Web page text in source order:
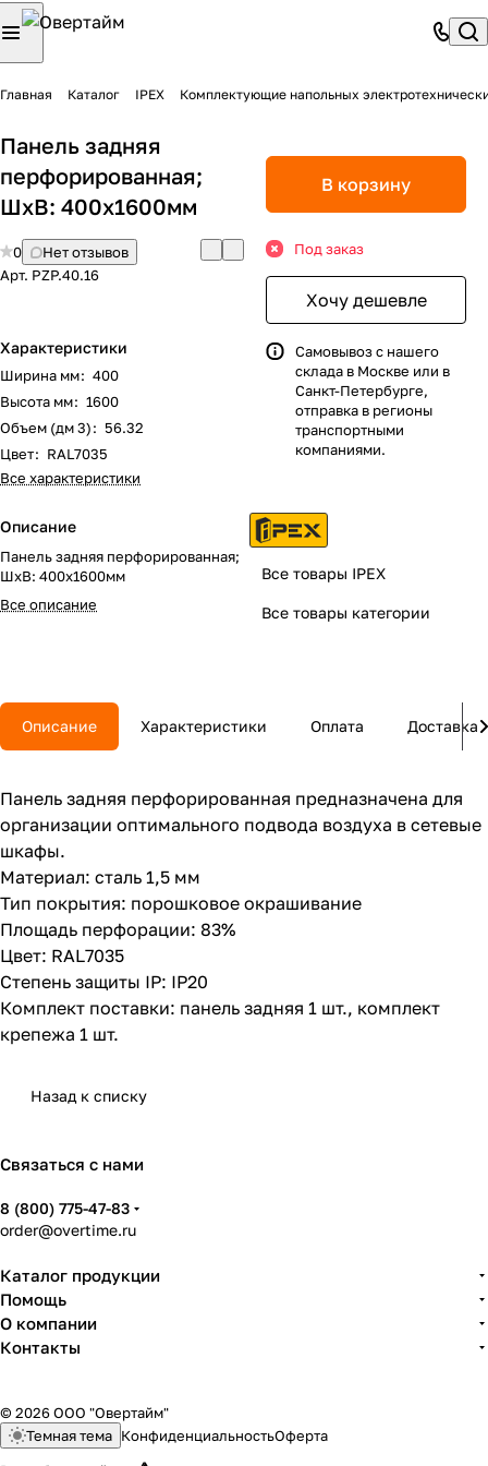
Главная Каталог IPEX Комплектующие напольных
Панель задняя
перфорированная;
ШхВ: 400х1600мм
0
Нет отзывов
Арт. PZP.40.16
Характеристики
Ширина мм: 400
Высота мм: 1600
Объем (дм 3): 56.32
Цвет: RAL7035
Все характеристики
Описание
Панель задняя перфорированная;
ШхВ: 400х1600мм
Все описание
В корзину
Под заказ
Хочу дешевле
Самовывоз с нашего
склада в Москве или в
Санкт-Петербурге,
отправка в регионы
транспортными
компаниями.
Все товары IPEX
Все товары категории
Описание Характеристики Оплата Доставка
Панель задняя перфорированная предназначена для
организации оптимального подвода воздуха в сетевые
шкафы.
Материал: сталь 1,5 мм
Тип покрытия: порошковое окрашивание
Площадь перфорации: 83%
Цвет: RAL7035
Степень защиты IP: IP20
Комплект поставки: панель задняя 1 шт., комплект
крепежа 1 шт.
Назад к списку
Связаться с нами
8 (800) 775-47-83
order@overtime.ru
Каталог продукции
Помощь
О компании
Контакты
© 2026 ООО "Овертайм"
Темная тема КонфиденциальностьОферта